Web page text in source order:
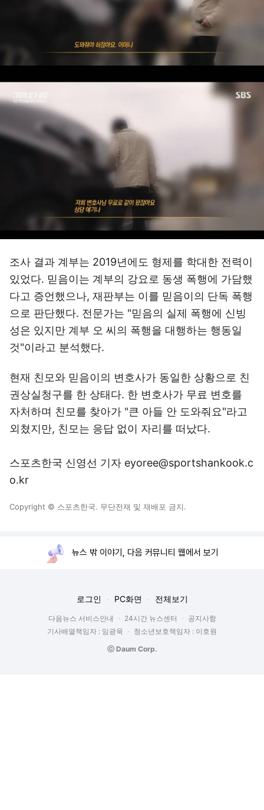
조사 결과 계부는 2019년에도 형제를 학대한 전력이
있었다. 믿음이는 계부의 강요로 동생 폭행에 가담했
다고 증언했으나, 재판부는 이를 믿음이의 단독 폭행
으로 판단했다. 전문가는 "믿음의 실제 폭행에 신빙
성은 있지만 계부 오 씨의 폭행을 대행하는 행동일
것"이라고 분석했다.
현재 친모와 믿음이의 변호사가 동일한 상황으로 친
권상실청구를 한 상태다. 한 변호사가 무료 변호를
자처하며 친모를 찾아가 "큰 아들 안 도와줘요"라고
외쳤지만, 친모는 응답 없이 자리를 떠났다.
스포츠한국 신영선 기자 eyoree@sportshankook.c
o.kr
Copyright © 스포츠한국. 무단전재 및 재배포 금지.
뉴스 밖 이야기, 다음 커뮤니티 웹에서 보기
로그인 PC화면 전체보기
다음뉴스 서비스안내 24시간 뉴스센터
공지사항
기사배열책임자 : 임광욱
청소년보호책임자 : 이호원
ⓒ Daum Corp.